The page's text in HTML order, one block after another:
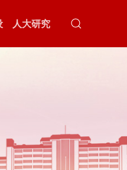
人大研究